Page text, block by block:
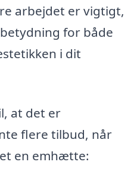
arbejdet er vigtigt,
for både
i dit
at det er
flere tilbud, når
en emhætte: